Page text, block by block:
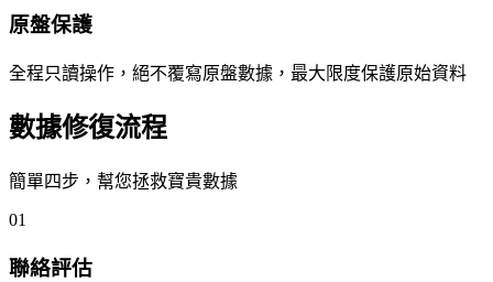
原盤保護
全程只讀操作，絕不覆寫原盤數據，最大限度保護原始資料
數據修復流程
簡單四步，幫您拯救寶貴數據
01
聯絡評估